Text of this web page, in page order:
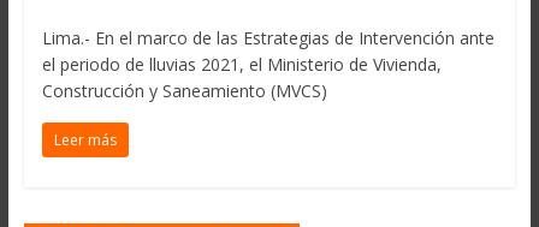
Lima.- En el marco de las Estrategias de Intervención ante
el periodo de lluvias 2021, el Ministerio de Vivienda,
Construcción y Saneamiento (MVCS)
Leer más